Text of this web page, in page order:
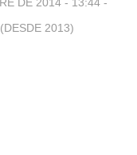
2013)